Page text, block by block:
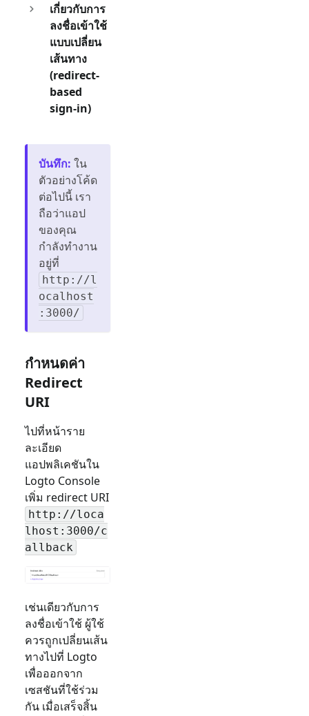
เกี่ยวกับการ
ลงชื่อเข้าใช้
แบบเปลี่ยน
เส้นทาง
(redirect-
based
sign-in)
บันทึก: ใน
ตัวอย่างโค้ด
ต่อไปนี้ เรา
ถือว่าแอป
ของคุณ
กำลังทำงาน
อยู่ที่
http://l
ocalhost
:3000/
กำหนดค่า
Redirect
URI
ไปที่หน้าราย
ละเอียด
แอปพลิเคชันใน
Logto Console
เพิ่ม redirect URI
http://loca
lhost:3000/c
allback
เช่นเดียวกับการ
ลงชื่อเข้าใช้ ผู้ใช้
ควรถูกเปลี่ยนเส้น
ทางไปที่ Logto
เพื่อออกจาก
เซสชันที่ใช้ร่วม
กัน เมื่อเสร็จสิ้น